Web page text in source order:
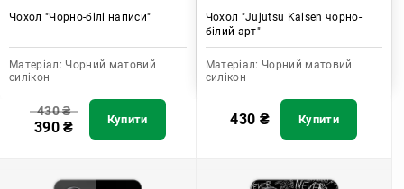
Чохол "Чорно-білі написи"
Матеріал: Чорний матовий
силікон
430₴
390₴ Купити
Чохол "Jujutsu Kaisen чорно-
білий арт"
Матеріал: Чорний матовий
силікон
430 ₴ Купити